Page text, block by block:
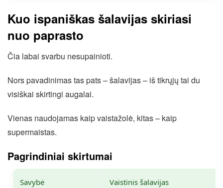
Kuo ispaniškas šalavijas skiriasi
nuo paprasto
Čia labai svarbu nesupainioti.
Nors pavadinimas tas pats – šalavijas – iš tikrųjų tai du
visiškai skirtingi augalai.
Vienas naudojamas kaip vaistažolė, kitas – kaip
supermaistas.
Pagrindiniai skirtumai
Savybė Vaistinis šalavijas